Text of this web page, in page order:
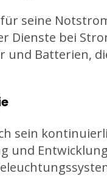
seine
Dienste bei
und Batterien,
sein
und